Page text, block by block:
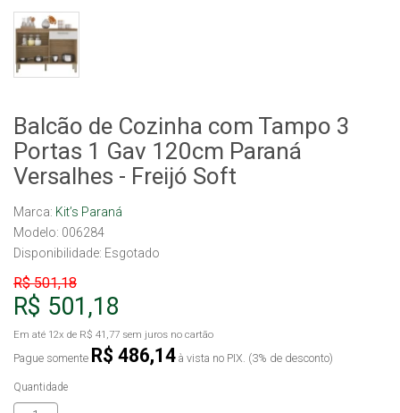
Balcão de Cozinha com Tampo 3
Portas 1 Gav 120cm Paraná
Versalhes - Freijó Soft
Marca: Kit’s Paraná
Modelo: 006284
Disponibilidade: Esgotado
R$ 501,18
R$ 501,18
Em até 12x de R$ 41,77 sem juros no cartão
Pague somente R$ 486,14 à vista no PIX. (3% de desconto)
Quantidade